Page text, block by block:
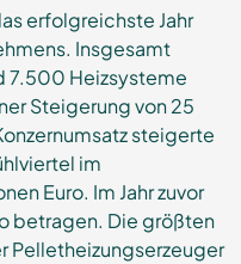
erfolgreichste Jahr
Insgesamt
7.500 Heizsysteme
Steigerung von 25
steigerte
im
Euro. Im Jahr zuvor
betragen. Die größten
Pelletheizungserzeuger